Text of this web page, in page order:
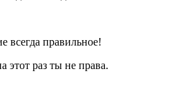
всегда правильное!
этот раз ты не права.